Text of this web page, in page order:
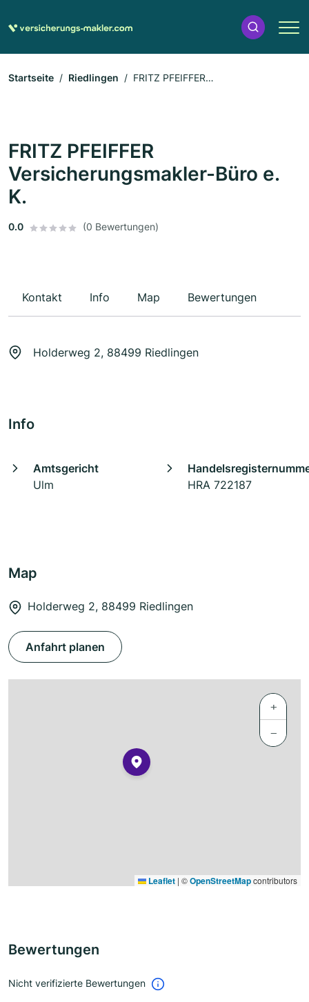
Startseite Riedlingen
FRITZ PFEIFFER
FRITZ PFEIFFER
Versicherungsmakler-Büro e.
K.
0.0 (0 Bewertungen)
Kontakt Info Map Bewertungen
Holderweg 2, 88499 Riedlingen
Info
Amtsgericht
Ulm
HRA 722187
Map
Holderweg 2, 88499 Riedlingen
Anfahrt planen
+
−
Leaflet | ©OpenStreetMapcontributors
Bewertungen
Nicht verifizierte Bewertungen